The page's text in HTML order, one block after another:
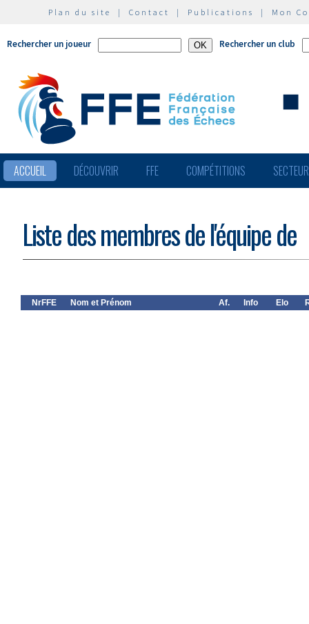
Plan du site | Contact | Publications | Mon
Rechercher un joueur Rechercher un club
ACCUEIL DÉCOUVRIR FFE COMPÉTITIONS
Liste des membres de l'équipe de
NrFFE Nom et Prénom Af. Info Elo